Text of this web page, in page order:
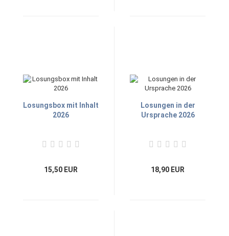
Losungsbox mit Inhalt
2026
15,50 EUR
Losungen in der
Ursprache 2026
18,90 EUR